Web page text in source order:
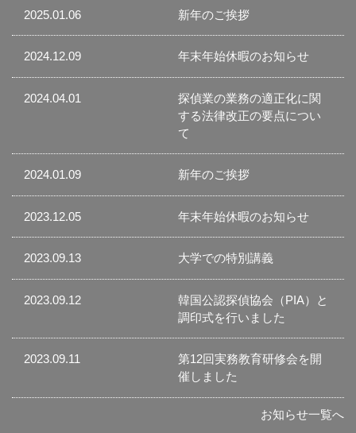
2025.01.06 新年のご挨拶
2024.12.09 年末年始休暇のお知らせ
2024.04.01
探偵業の業務の適正化に関
する法律改正の要点につい
て
2024.01.09 新年のご挨拶
2023.12.05 年末年始休暇のお知らせ
2023.09.13 大学での特別講義
2023.09.12
韓国公認探偵協会（PIA）と
調印式を行いました
2023.09.11
第12回実務教育研修会を開
催しました
お知らせ一覧へ